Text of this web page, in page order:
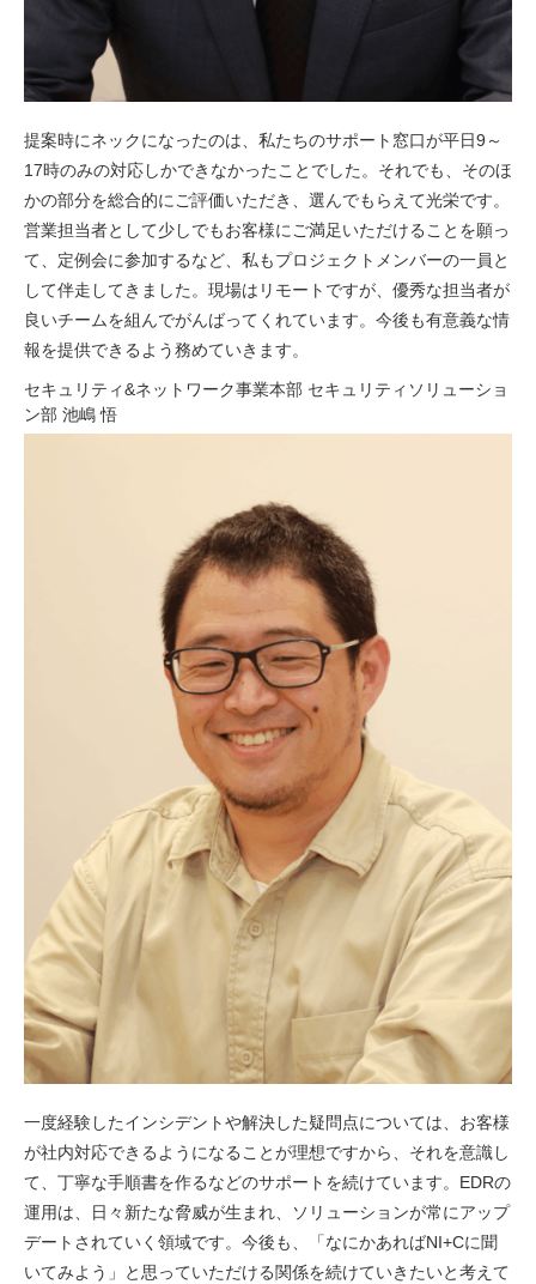
提案時にネックになったのは、私たちのサポート窓口が平日9～
17時のみの対応しかできなかったことでした。それでも、そのほ
かの部分を総合的にご評価いただき、選んでもらえて光栄です。
営業担当者として少しでもお客様にご満足いただけることを願っ
て、定例会に参加するなど、私もプロジェクトメンバーの一員と
して伴走してきました。現場はリモートですが、優秀な担当者が
良いチームを組んでがんばってくれています。今後も有意義な情
報を提供できるよう務めていきます。
セキュリティ&ネットワーク事業本部 セキュリティソリューショ
ン部 池嶋 悟
一度経験したインシデントや解決した疑問点については、お客様
が社内対応できるようになることが理想ですから、それを意識し
て、丁寧な手順書を作るなどのサポートを続けています。EDRの
運用は、日々新たな脅威が生まれ、ソリューションが常にアップ
デートされていく領域です。今後も、「なにかあればNI+Cに聞
いてみよう」と思っていただける関係を続けていきたいと考えて